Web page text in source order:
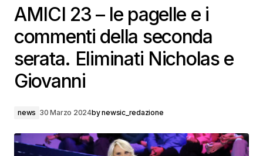
serata. Eliminati Nicholas e Giovanni
AMICI 23 – le pagelle e i
commenti della seconda
serata. Eliminati Nicholas e
Giovanni
news 30 Marzo 2024bynewsic_redazione